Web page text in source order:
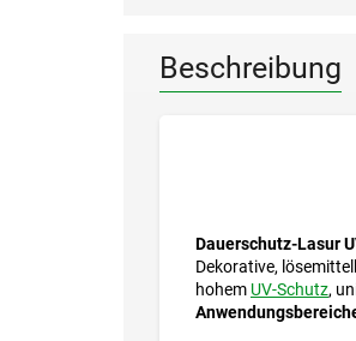
Beschreibung
Dauerschutz-Lasur
Dekorative,
hohem UV-Schutz,